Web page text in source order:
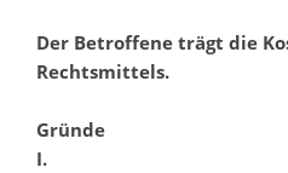
Der Betroffene trägt die
Rechtsmittels.
Gründe
I.